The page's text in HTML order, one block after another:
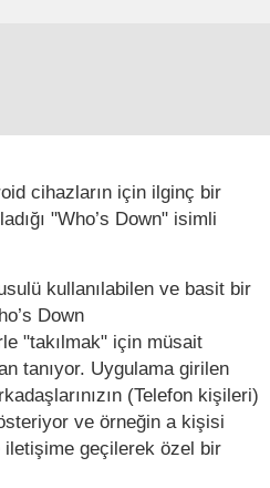
cihazların için ilginç bir
"Who’s Down" isimli
kullanılabilen ve basit bir
Down
"takılmak" için müsait
tanıyor. Uygulama girilen
(Telefon kişileri)
ve örneğin a kişisi
geçilerek özel bir